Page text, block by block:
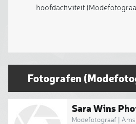
hoofdactiviteit
Fotografen
Sara Wins
Modefotograaf |